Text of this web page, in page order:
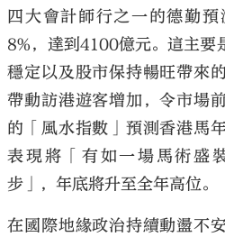
四大會計師行之一的德勤
8%，達到4100億元。這主要
穩定以及股市保持暢旺帶來
帶動訪港遊客增加，令市場
的「風水指數」預測香港馬
表現將「有如一場馬術盛
步」，年底將升至全年高位。
在國際地緣政治持續動盪不